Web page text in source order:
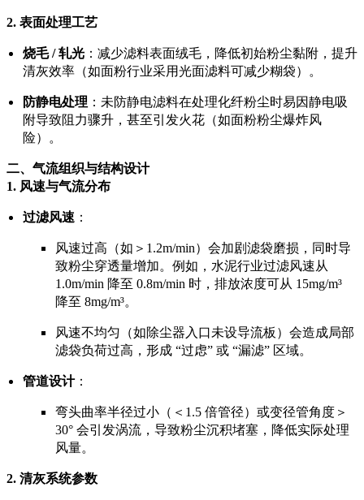
2. 表面处理工艺
烧毛 / 轧光 ：减少滤料表面绒毛，降低初始粉尘黏附，提升
清灰效率（如面粉行业采用光面滤料可减少糊袋）。
防静电处理 ：未防静电滤料在处理化纤粉尘时易因静电吸
附导致阻力骤升，甚至引发火花（如面粉粉尘爆炸风
险）。
二、气流组织与结构设计
1. 风速与气流分布
过滤风速 ：
风速过高（如＞1.2m/min）会加剧滤袋磨损，同时导
致粉尘穿透量增加。例如，水泥行业过滤风速从
1.0m/min 降至 0.8m/min 时，排放浓度可从 15mg/m³
降至 8mg/m³。
风速不均匀（如除尘器入口未设导流板）会造成局部
滤袋负荷过高，形成 “过虑” 或 “漏滤” 区域。
管道设计：
弯头曲率半径过小（＜1.5 倍管径）或变径管角度＞
30° 会引发涡流，导致粉尘沉积堵塞，降低实际处理
风量。
2. 清灰系统参数